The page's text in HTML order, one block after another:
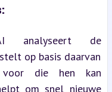
analyseert de
op basis daarvan
voor die hen kan
om snel nieuwe